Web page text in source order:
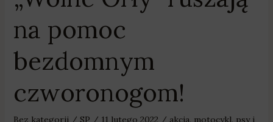
na pomoc
bezdomnym
czworonogom!